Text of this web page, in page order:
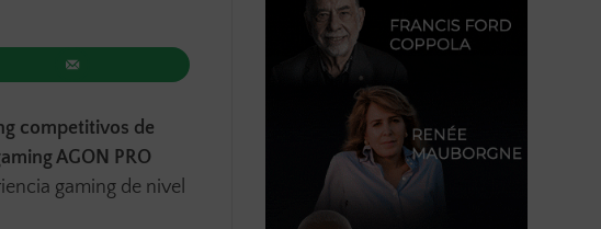
competitivos de
AGON PRO
gaming de nivel